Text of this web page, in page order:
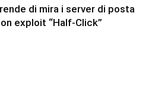
di mira i server di posta
exploit “Half-Click”